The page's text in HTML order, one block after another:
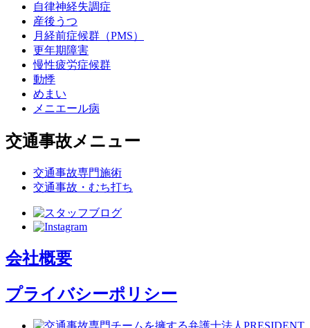
自律神経失調症
産後うつ
月経前症候群（PMS）
更年期障害
慢性疲労症候群
動悸
めまい
メニエール病
交通事故メニュー
交通事故専門施術
交通事故・むち打ち
会社概要
プライバシーポリシー